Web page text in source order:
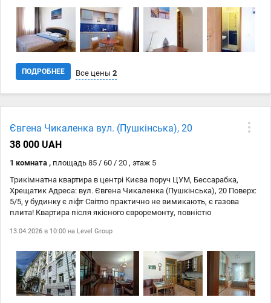
ПОДРОБНЕЕ Все цены 2
28.04 domowed.com
Євгена Чикаленка вул. (Пушкінська), 20
38 000 UAH
1 комната , площадь 85 / 60 / 20 , этаж 5
Трикімнатна квартира в центрі Києва поруч ЦУМ, Бессарабка,
Хрещатик Адреса: вул. Євгена Чикаленка (Пушкінська), 20 Поверх:
5/5, у будинку є ліфт Світло практично не вимикають, є газова
плита! Квартира після якісного євроремонту, повністю
проживання. Є посуд, постільна білизна й побутові дрібниці —
дореволюційний (до 1917 р.), цегляний Планування: роздільне
Санвузол: суміжний Опалення: централізоване Оснащення
Побутова техніка: кавомашина, посудомийна машина,
холодильник, мікрохвильова піч, мультиварка, духова шафа, газова
13.04.2026 в 10:00 на Level Group